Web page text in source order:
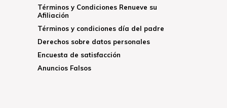
Términos y Condiciones Renueve su
Afiliación
Términos y condiciones día del padre
Derechos sobre datos personales
Encuesta de satisfacción
Anuncios Falsos